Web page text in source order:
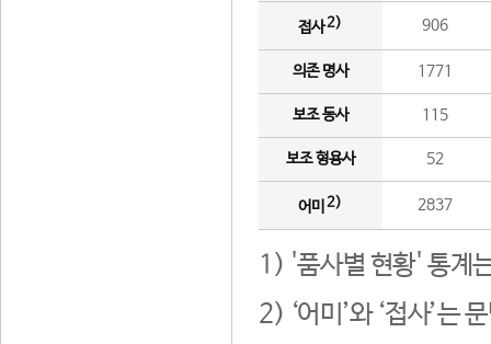
접사2) 906
의존 명사 1771
보조 동사 115
보조 형용사 52
어미 2) 2837
1) '품사별 현황' 통계
2) ‘어미’와 ‘접사’는